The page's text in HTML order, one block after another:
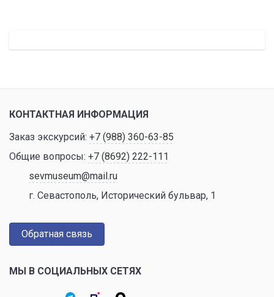
КОНТАКТНАЯ ИНФОРМАЦИЯ
Заказ экскурсий: +7 (988) 360-63-85
Общие вопросы: +7 (8692) 222-111
sevmuseum@mail.ru
г. Севастополь, Исторический бульвар, 1
Обратная связь
МЫ В СОЦИАЛЬНЫХ СЕТЯХ